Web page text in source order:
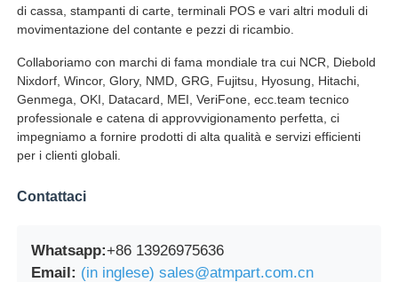
di cassa, stampanti di carte, terminali POS e vari altri moduli di
movimentazione del contante e pezzi di ricambio.
Collaboriamo con marchi di fama mondiale tra cui NCR, Diebold
Nixdorf, Wincor, Glory, NMD, GRG, Fujitsu, Hyosung, Hitachi,
Genmega, OKI, Datacard, MEI, VeriFone, ecc.team tecnico
professionale e catena di approvvigionamento perfetta, ci
impegniamo a fornire prodotti di alta qualità e servizi efficienti
per i clienti globali.
Contattaci
Whatsapp:+86 13926975636
Email: (in inglese) sales@atmpart.com.cn